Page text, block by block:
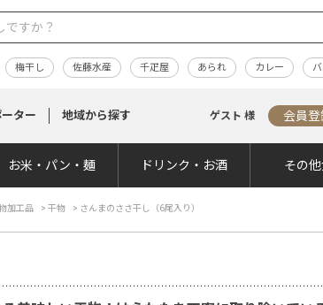
梅干し 佐藤水産 千疋屋 あられ カレー
ーター 地域から探す ゲスト 様 会員登
お米・パン・麺 ドリンク・お酒 その
加工品 > 干物 > さんまのささ干し（6尾入り）